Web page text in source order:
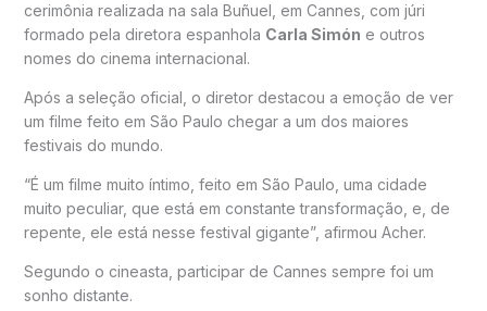
cerimônia realizada na sala Buñuel, em Cannes, com júri
formado pela diretora espanhola Carla Simón e outros
nomes do cinema internacional.
Após a seleção oficial, o diretor destacou a emoção de ver
um filme feito em São Paulo chegar a um dos maiores
festivais do mundo.
“É um filme muito íntimo, feito em São Paulo, uma cidade
muito peculiar, que está em constante transformação, e, de
repente, ele está nesse festival gigante”, afirmou Acher.
Segundo o cineasta, participar de Cannes sempre foi um
sonho distante.